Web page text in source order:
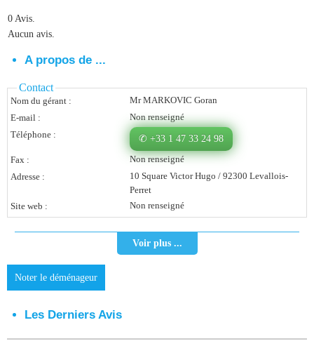
Pourquoi Nous Faire Confiance ?
Comment Ça Marche ?
Quels Bénéfices Pour Ma Société ?
Témoignages Adhérents
Comment S’inscrire ?
Contact
0 Avis.
Aucun avis.
A propos de ...
Contact
Nom du gérant :
Mr MARKOVIC Goran
E-mail :
Non renseigné
Téléphone :
✆ +33 1 47 33 24 98
Fax :
Non renseigné
Adresse :
10 Square Victor Hugo / 92300 Levallois-
Perret
Site web :
Non renseigné
Voir plus ...
Noter le déménageur
Les Derniers Avis